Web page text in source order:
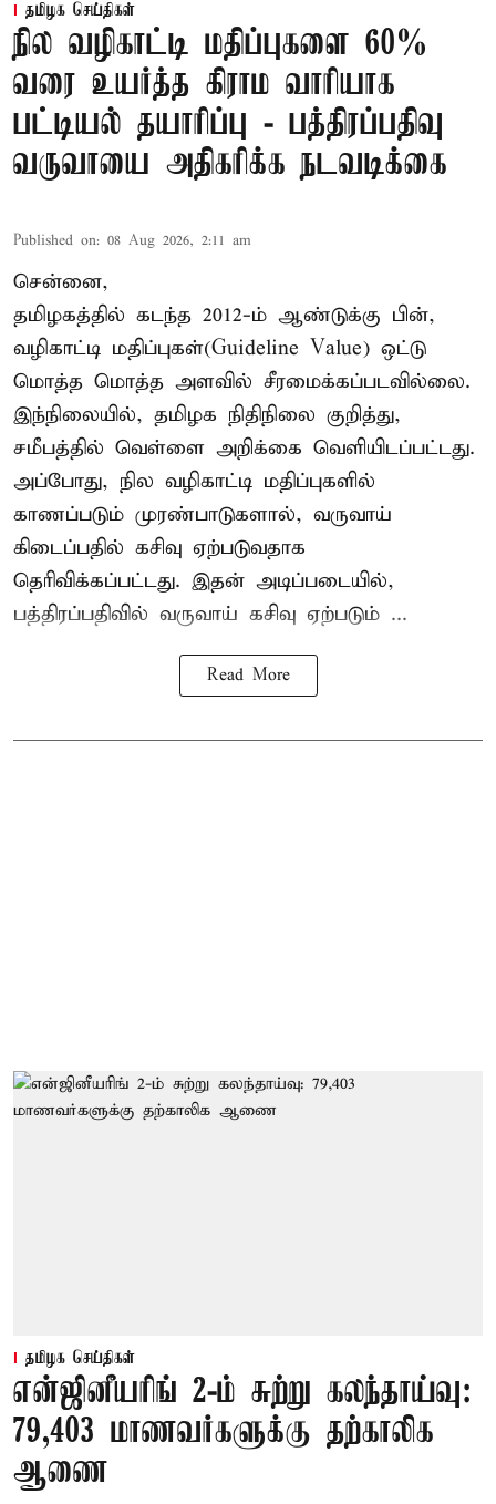
தமிழக செய்திகள்
நில வழிகாட்டி மதிப்புகளை 60%
வரை உயர்த்த கிராம வாரியாக
பட்டியல் தயாரிப்பு - பத்திரப்பதிவு
வருவாயை அதிகரிக்க நடவடிக்கை
Published on: 08 Aug 2026, 2:11 am
சென்னை,
தமிழகத்தில் கடந்த 2012-ம் ஆண்டுக்கு பின்,
வழிகாட்டி மதிப்புகள்(Guideline Value) ஒட்டு
மொத்த மொத்த அளவில் சீரமைக்கப்படவில்லை.
இந்நிலையில், தமிழக நிதிநிலை குறித்து,
சமீபத்தில் வெள்ளை அறிக்கை வெளியிடப்பட்டது.
அப்போது, நில வழிகாட்டி மதிப்புகளில்
காணப்படும் முரண்பாடுகளால், வருவாய்
கிடைப்பதில் கசிவு ஏற்படுவதாக
தெரிவிக்கப்பட்டது. இதன் அடிப்படையில்,
பத்திரப்பதிவில் வருவாய் கசிவு ஏற்படும் ...
Read More
தமிழக செய்திகள்
என்ஜினீயரிங் 2-ம் சுற்று கலந்தாய்வு:
79,403 மாணவர்களுக்கு தற்காலிக
ஆணை